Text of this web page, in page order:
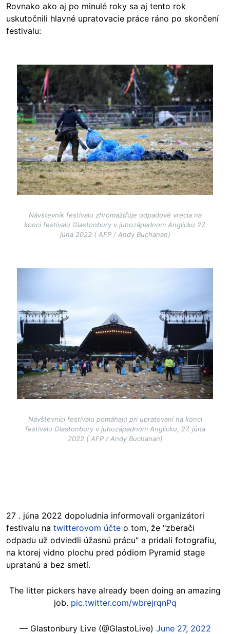
Rovnako ako aj po minulé roky sa aj tento rok
uskutočnili hlavné upratovacie práce ráno po skončení
festivalu:
Image
Návštevník festivalu zhromažďuje odpadové vrecia na
konci festivalu Glastonbury v juhozápadnom Anglicku 27.
júna 2022 ( AFP / Andy Buchanan)
Návštevníci festivalu pomáhajú pri upratovaní na konci
festivalu Glastonbury v juhozápadnom Anglicku, 27. júna
2022 ( AFP / Andy Buchanan)
27 . júna 2022 dopoludnia informovali organizátori
festivalu na twitterovom účte o tom, že "zberači
odpadu už odviedli úžasnú prácu" a pridali fotografiu,
na ktorej vidno plochu pred pódiom Pyramid stage
upratanú a bez smetí.
The litter pickers have already been doing an amazing
job. pic.twitter.com/wbrejrqnPq
— Glastonbury Live (@GlastoLive) June 27, 2022